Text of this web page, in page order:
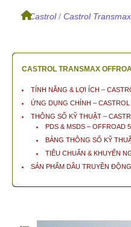
/ Castrol / Castrol
CASTROL TRANSMAX
TÍNH NĂNG & LỢI ÍCH –
ỨNG DỤNG CHÍNH –
THÔNG SỐ KỸ THUẬT –
PDS & MSDS – OFFROAD
BẢNG THÔNG SỐ KỸ
TIÊU CHUẨN & KHUYẾN
SẢN PHẨM DẦU TRUYỀN